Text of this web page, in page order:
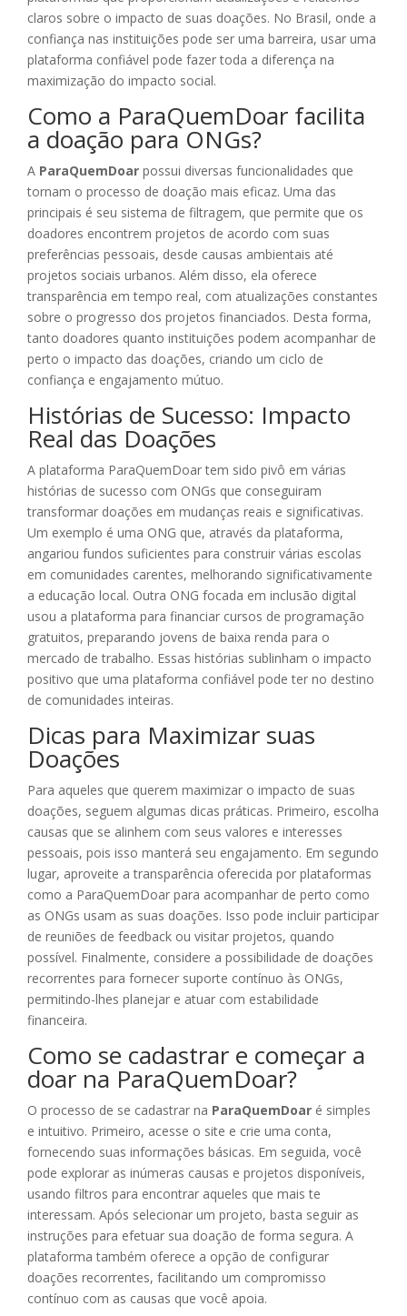
claros sobre o impacto de suas doações. No Brasil, onde a
confiança nas instituições pode ser uma barreira, usar uma
plataforma confiável pode fazer toda a diferença na
maximização do impacto social.
Como a ParaQuemDoar facilita
a doação para ONGs?
A ParaQuemDoar possui diversas funcionalidades que
tornam o processo de doação mais eficaz. Uma das
principais é seu sistema de filtragem, que permite que os
doadores encontrem projetos de acordo com suas
preferências pessoais, desde causas ambientais até
projetos sociais urbanos. Além disso, ela oferece
transparência em tempo real, com atualizações constantes
sobre o progresso dos projetos financiados. Desta forma,
tanto doadores quanto instituições podem acompanhar de
perto o impacto das doações, criando um ciclo de
confiança e engajamento mútuo.
Histórias de Sucesso: Impacto
Real das Doações
A plataforma ParaQuemDoar tem sido pivô em várias
histórias de sucesso com ONGs que conseguiram
transformar doações em mudanças reais e significativas.
Um exemplo é uma ONG que, através da plataforma,
angariou fundos suficientes para construir várias escolas
em comunidades carentes, melhorando significativamente
a educação local. Outra ONG focada em inclusão digital
usou a plataforma para financiar cursos de programação
gratuitos, preparando jovens de baixa renda para o
mercado de trabalho. Essas histórias sublinham o impacto
positivo que uma plataforma confiável pode ter no destino
de comunidades inteiras.
Dicas para Maximizar suas
Doações
Para aqueles que querem maximizar o impacto de suas
doações, seguem algumas dicas práticas. Primeiro, escolha
causas que se alinhem com seus valores e interesses
pessoais, pois isso manterá seu engajamento. Em segundo
lugar, aproveite a transparência oferecida por plataformas
como a ParaQuemDoar para acompanhar de perto como
as ONGs usam as suas doações. Isso pode incluir participar
de reuniões de feedback ou visitar projetos, quando
possível. Finalmente, considere a possibilidade de doações
recorrentes para fornecer suporte contínuo às ONGs,
permitindo-lhes planejar e atuar com estabilidade
financeira.
Como se cadastrar e começar a
doar na ParaQuemDoar?
O processo de se cadastrar na ParaQuemDoar é simples
e intuitivo. Primeiro, acesse o site e crie uma conta,
fornecendo suas informações básicas. Em seguida, você
pode explorar as inúmeras causas e projetos disponíveis,
usando filtros para encontrar aqueles que mais te
interessam. Após selecionar um projeto, basta seguir as
instruções para efetuar sua doação de forma segura. A
plataforma também oferece a opção de configurar
doações recorrentes, facilitando um compromisso
contínuo com as causas que você apoia.